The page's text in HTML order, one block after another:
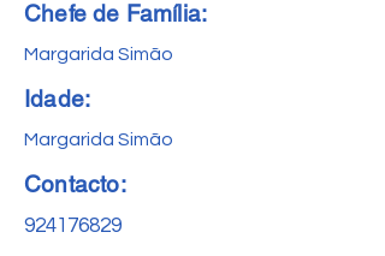
Chefe de Família:
Margarida Simão
Idade:
Margarida Simão
Contacto:
924176829